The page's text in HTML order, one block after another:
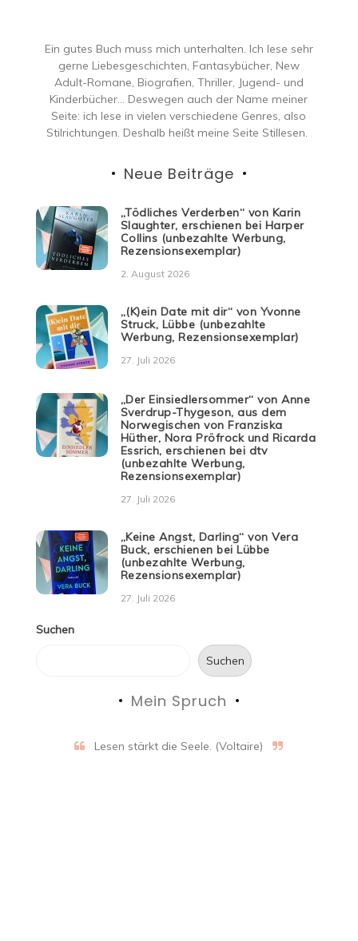
Ein gutes Buch muss mich unterhalten. Ich lese sehr
gerne Liebesgeschichten, Fantasybücher, New
Adult-Romane, Biografien, Thriller, Jugend- und
Kinderbücher… Deswegen auch der Name meiner
Seite: ich lese in vielen verschiedene Genres, also
Stilrichtungen. Deshalb heißt meine Seite Stillesen.
Neue Beiträge
„Tödliches Verderben“ von Karin
Slaughter, erschienen bei Harper
Collins (unbezahlte Werbung,
Rezensionsexemplar)
2. August 2026
„(K)ein Date mit dir“ von Yvonne
Struck, Lübbe (unbezahlte
Werbung, Rezensionsexemplar)
27. Juli 2026
„Der Einsiedlersommer“ von Anne
Sverdrup-Thygeson, aus dem
Norwegischen von Franziska
Hüther, Nora Pröfrock und Ricarda
Essrich, erschienen bei dtv
(unbezahlte Werbung,
Rezensionsexemplar)
27. Juli 2026
„Keine Angst, Darling“ von Vera
Buck, erschienen bei Lübbe
(unbezahlte Werbung,
Rezensionsexemplar)
27. Juli 2026
Suchen
Suchen
Mein Spruch
Lesen stärkt die Seele. (Voltaire)